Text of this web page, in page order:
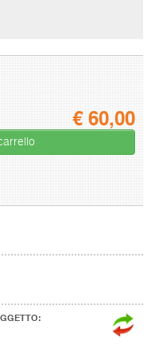
€60,00